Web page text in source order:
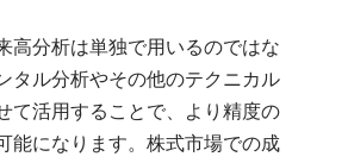
高分析は単独で用いるのではな
タル分析やその他のテクニカル
て活用することで、より精度の
能になります。株式市場での成